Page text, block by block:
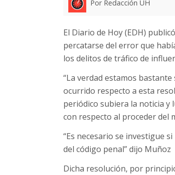
Por Redacción UH
El Diario de Hoy (EDH)
percatarse del error que
los delitos de tráfico de
“La verdad estamos
ocurrido respecto a esta
periódico subiera la noticia y
con respecto al proceder del
“Es necesario se investigue
del código penal” dijo Muñoz
Dicha resolución, por